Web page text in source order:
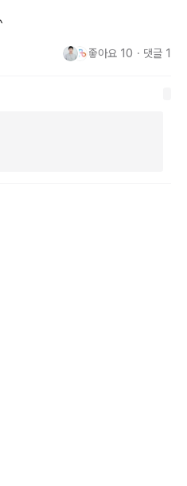
좋아요 10 ・ 댓글 1